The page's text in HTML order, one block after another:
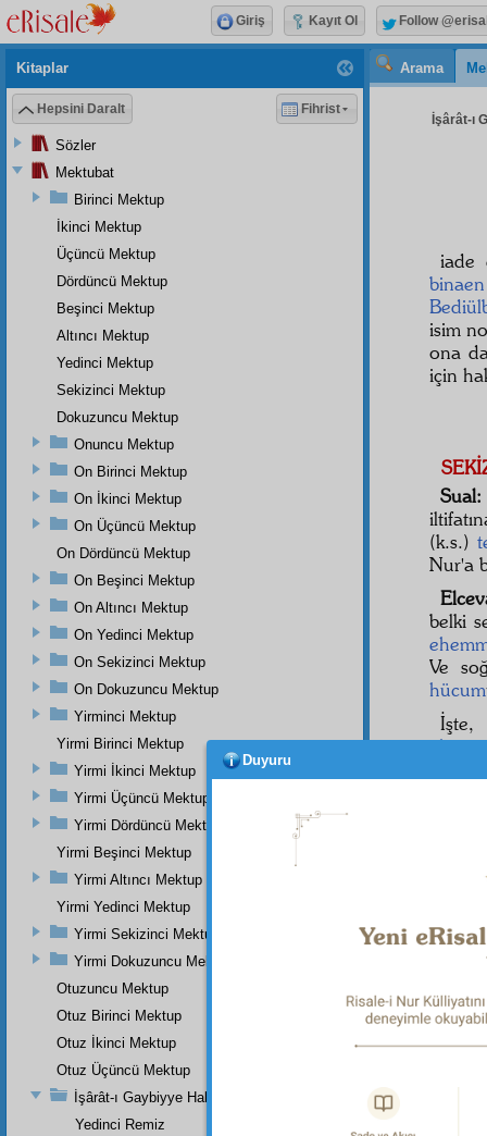
Arama
İşârât-ı
iade
binaen
isim
ona
için
Sual:
(k.s.)
Nur'a
belki
Ve
hücum
Dipnot-1
"Ey
Kitaplar
Hepsini Daralt Fihrist
Sözler
Mektubat
Birinci Mektup
İkinci Mektup
Üçüncü Mektup
Dördüncü Mektup
Beşinci Mektup
Altıncı Mektup
Yedinci Mektup
Sekizinci Mektup
Dokuzuncu Mektup
Onuncu Mektup
On Birinci Mektup
On İkinci Mektup
On Üçüncü Mektup
On Dördüncü Mektup
On Beşinci Mektup
On Altıncı Mektup
On Yedinci Mektup
On Sekizinci Mektup
On Dokuzuncu Mektup
Yirminci Mektup
Yirmi Birinci Mektup
Yirmi İkinci Mektup
Yirmi Üçüncü Mektup
Yirmi Dördüncü Mektup
Yirmi Beşinci Mektup
Yirmi Altıncı Mektup
Yirmi Yedinci Mektup
Yirmi Sekizinci Mektup
Yirmi Dokuzuncu Mektup
Otuzuncu Mektup
Otuz Birinci Mektup
Otuz İkinci Mektup
Otuz Üçüncü Mektup
İşârât-ı Gaybiyye Hakkında Bir Takriz
Yedinci Remiz
Giriş Kayıt Ol Follow
Duyuru